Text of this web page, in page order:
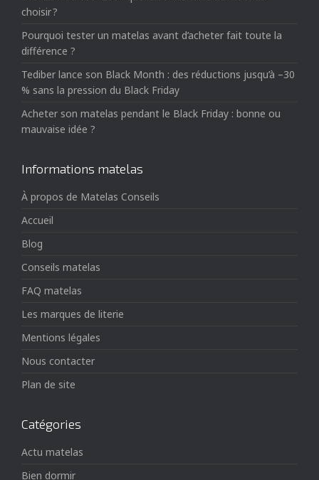
choisir ?
Pourquoi tester un matelas avant d’acheter fait toute la
différence ?
Tediber lance son Black Month : des réductions jusqu’à –30
% sans la pression du Black Friday
Acheter son matelas pendant le Black Friday : bonne ou
mauvaise idée ?
Informations matelas
À propos de Matelas Conseils
Accueil
Blog
Conseils matelas
FAQ matelas
Les marques de literie
Mentions légales
Nous contacter
Plan de site
Catégories
Actu matelas
Bien dormir